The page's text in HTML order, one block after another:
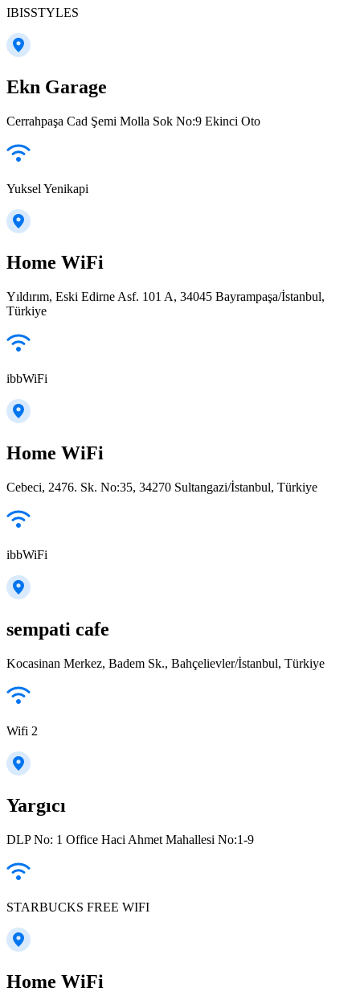
IBISSTYLES
Ekn Garage
Cerrahpaşa Cad Şemi Molla Sok No:9 Ekinci Oto
Yuksel Yenikapi
Home WiFi
Yıldırım, Eski Edirne Asf. 101 A, 34045 Bayrampaşa/İstanbul,
Türkiye
ibbWiFi
Home WiFi
Cebeci, 2476. Sk. No:35, 34270 Sultangazi/İstanbul, Türkiye
ibbWiFi
sempati cafe
Kocasinan Merkez, Badem Sk., Bahçelievler/İstanbul, Türkiye
Wifi 2
Yargıcı
DLP No: 1 Office Haci Ahmet Mahallesi No:1-9
STARBUCKS FREE WIFI
Home WiFi